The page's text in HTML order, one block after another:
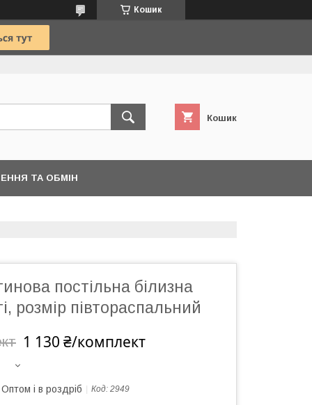
Кошик
Кошик
ТА ОБМІН
постільна білизна
розмір півтораспальний
1 130 ₴/комплект
Оптом і в роздріб Код: 2949